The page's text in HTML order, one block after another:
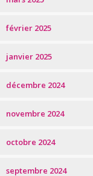
février 2025
janvier 2025
décembre 2024
novembre 2024
octobre 2024
septembre 2024